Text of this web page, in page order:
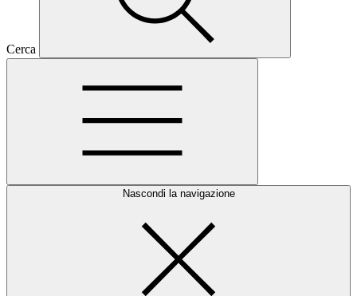
Cerca
Nascondi la navigazione